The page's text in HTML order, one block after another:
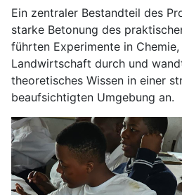
Ein zentraler Bestandteil des
starke Betonung des
führten Experimente in
Landwirtschaft durch und
theoretisches Wissen in einer
beaufsichtigten Umgebung an.